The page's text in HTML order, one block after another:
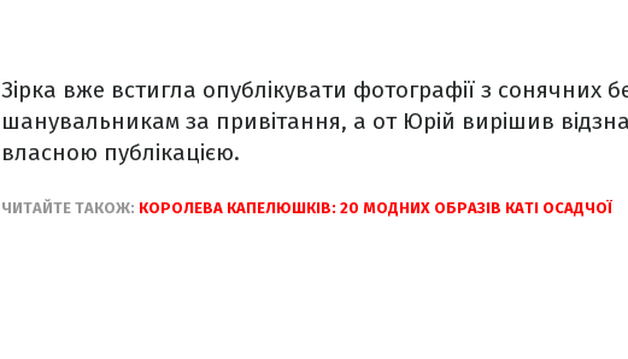
Зірка вже встигла опублікувати фотографії з сонячних
шанувальникам за привітання, а от Юрій вирішив
власною публікацією.
ЧИТАЙТЕ ТАКОЖ: КОРОЛЕВА КАПЕЛЮШКІВ: 20 МОДНИХ ОБРАЗІВ КАТІ ОСАДЧОЇ